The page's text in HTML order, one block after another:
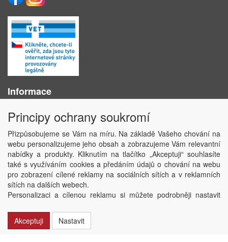
Informace
Obchodní podmínky
Ochrana osobních údajů
Kontakt
Losování účtenek
Aktuality
Nastavení soukromí
Copyright © ABRA Software a.s. 2020
Principy ochrany soukromí
Přizpůsobujeme se Vám na míru. Na základě Vašeho chování na
webu personalizujeme jeho obsah a zobrazujeme Vám relevantní
nabídky a produkty. Kliknutím na tlačítko „Akceptuji“ souhlasíte
také s využíváním cookies a předáním údajů o chování na webu
pro zobrazení cílené reklamy na sociálních sítích a v reklamních
sítích na dalších webech.
Personalizaci a cílenou reklamu si můžete podrobněji nastavit
Akceptuji
Nastavit